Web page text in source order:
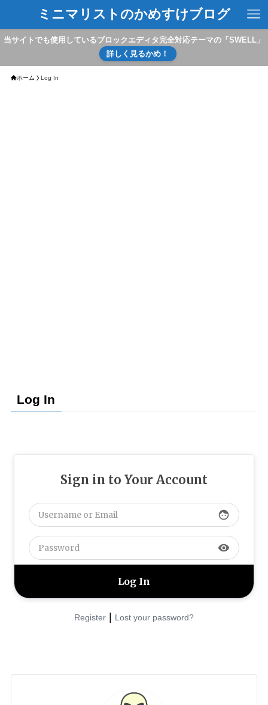
ミニマリストのかめすけブログ
当サイトでも使用しているブロックエディタ完全対応テーマの「SWELL」
詳しく見るかめ！
ホーム Log In
Log In
Sign in to Your Account
face
visibility
Register Lost your password?